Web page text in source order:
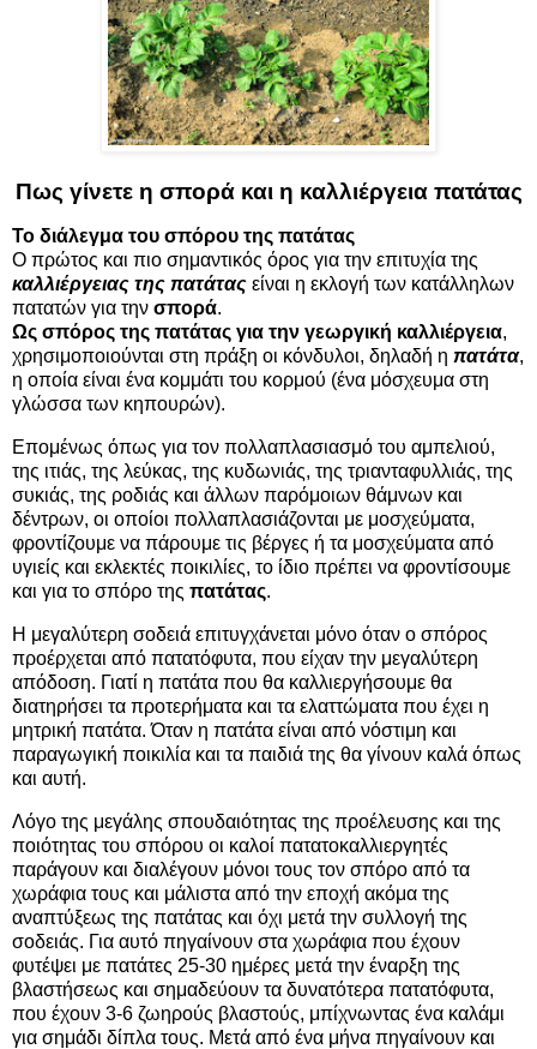
Πως γίνετε η σπορά και η καλλιέργεια πατάτας
Το διάλεγμα του σπόρου της πατάτας
Ο πρώτος και πιο σημαντικός όρος για την επιτυχία της
καλλιέργειας της πατάτας είναι η εκλογή των κατάλληλων
πατατών για την σπορά.
Ως σπόρος της πατάτας για την γεωργική καλλιέργεια,
χρησιμοποιούνται στη πράξη οι κόνδυλοι, δηλαδή η πατάτα,
η οποία είναι ένα κομμάτι του κορμού (ένα μόσχευμα στη
γλώσσα των κηπουρών).
Επομένως όπως για τον πολλαπλασιασμό του αμπελιού,
της ιτιάς, της λεύκας, της κυδωνιάς, της τριανταφυλλιάς, της
συκιάς, της ροδιάς και άλλων παρόμοιων θάμνων και
δέντρων, οι οποίοι πολλαπλασιάζονται με μοσχεύματα,
φροντίζουμε να πάρουμε τις βέργες ή τα μοσχεύματα από
υγιείς και εκλεκτές ποικιλίες, το ίδιο πρέπει να φροντίσουμε
και για το σπόρο της πατάτας.
Η μεγαλύτερη σοδειά επιτυγχάνεται μόνο όταν ο σπόρος
προέρχεται από πατατόφυτα, που είχαν την μεγαλύτερη
απόδοση. Γιατί η πατάτα που θα καλλιεργήσουμε θα
διατηρήσει τα προτερήματα και τα ελαττώματα που έχει η
μητρική πατάτα. Όταν η πατάτα είναι από νόστιμη και
παραγωγική ποικιλία και τα παιδιά της θα γίνουν καλά όπως
και αυτή.
Λόγο της μεγάλης σπουδαιότητας της προέλευσης και της
ποιότητας του σπόρου οι καλοί πατατοκαλλιεργητές
παράγουν και διαλέγουν μόνοι τους τον σπόρο από τα
χωράφια τους και μάλιστα από την εποχή ακόμα της
αναπτύξεως της πατάτας και όχι μετά την συλλογή της
σοδειάς. Για αυτό πηγαίνουν στα χωράφια που έχουν
φυτέψει με πατάτες 25-30 ημέρες μετά την έναρξη της
βλαστήσεως και σημαδεύουν τα δυνατότερα πατατόφυτα,
που έχουν 3-6 ζωηρούς βλαστούς, μπίχνωντας ένα καλάμι
για σημάδι δίπλα τους. Μετά από ένα μήνα πηγαίνουν και